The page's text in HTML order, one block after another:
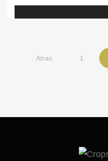
plantación de olivar y 27,6 ha
en regadío además de un gran
Atras 1